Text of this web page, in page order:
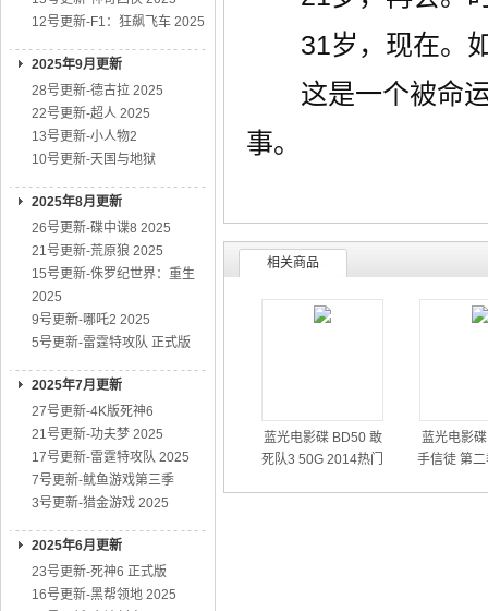
12号更新-F1：狂飙飞车 2025
2025年9月更新
28号更新-德古拉 2025
22号更新-超人 2025
13号更新-小人物2
10号更新-天国与地狱
2025年8月更新
26号更新-碟中谍8 2025
21号更新-荒原狼 2025
15号更新-侏罗纪世界：重生
2025
9号更新-哪吒2 2025
5号更新-雷霆特攻队 正式版
2025年7月更新
27号更新-4K版死神6
21号更新-功夫梦 2025
17号更新-雷霆特攻队 2025
7号更新-鱿鱼游戏第三季
3号更新-猎金游戏 2025
2025年6月更新
23号更新-死神6 正式版
16号更新-黑帮领地 2025
31岁，现在。如
这是一个被命运
事。
相关商品
蓝光电影碟 BD50 敢
死队3 50G 2014热门
蓝光电影
手信徒 第